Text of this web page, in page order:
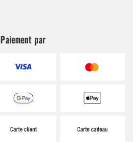
Paiement par